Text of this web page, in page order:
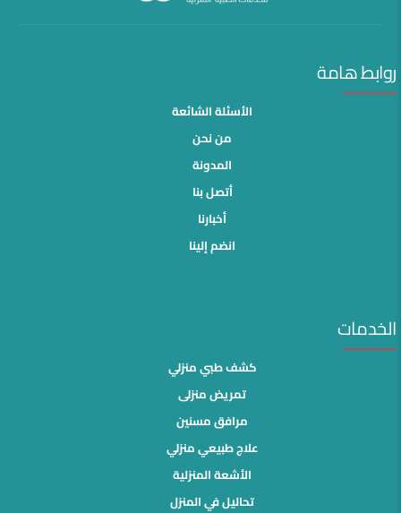
روابط هامة
الأسئلة الشائعة
من نحن
المدونة
أتصل بنا
أخبارنا
انضم إلينا
الخدمات
كشف طبي منزلي
تمريض منزلى
مرافق مسنين
علاج طبيعي منزلي
الأشعة المنزلية
تحاليل في المنزل